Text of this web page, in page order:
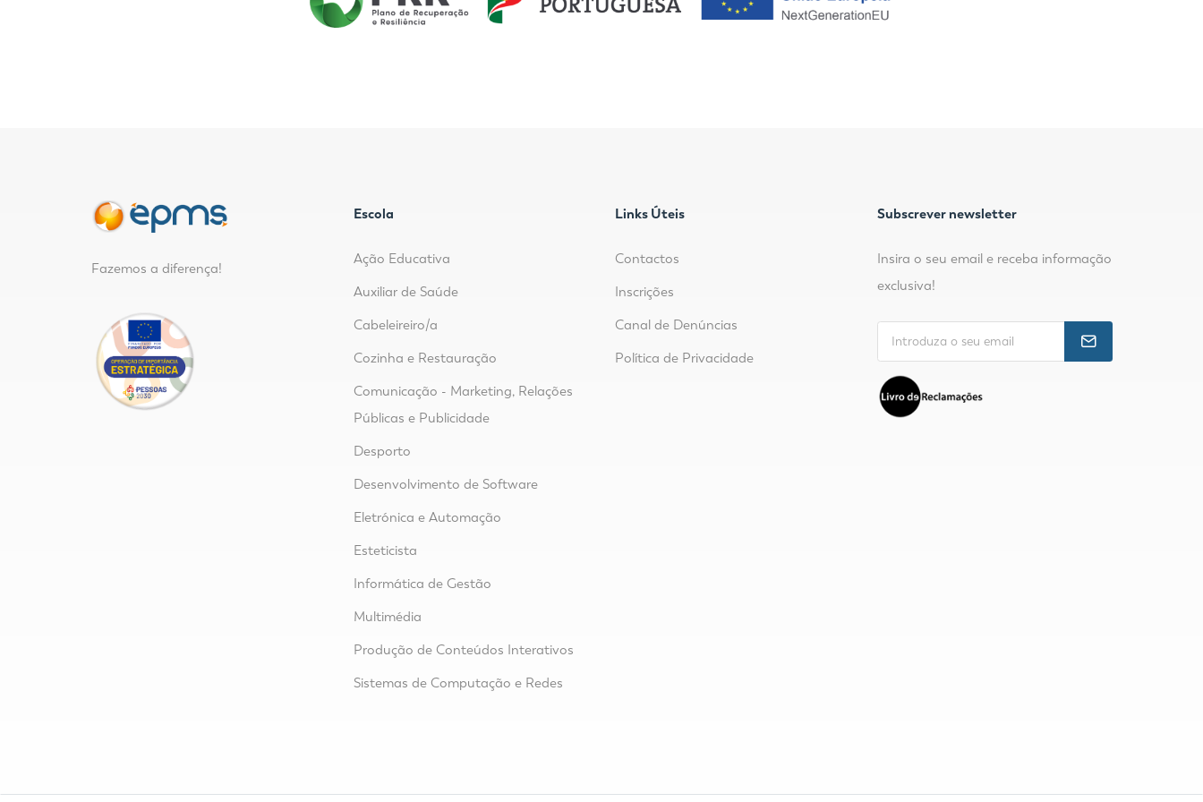
Fazemos a diferença!
Escola
Ação Educativa
Auxiliar de Saúde
Cabeleireiro/a
Cozinha e Restauração
Comunicação - Marketing, Relações
Públicas e Publicidade
Desporto
Desenvolvimento de Software
Eletrónica e Automação
Esteticista
Informática de Gestão
Multimédia
Produção de Conteúdos Interativos
Sistemas de Computação e Redes
Links Úteis
Contactos
Inscrições
Canal de Denúncias
Política de Privacidade
Subscrever newsletter
Insira o seu email e receba informação
exclusiva!